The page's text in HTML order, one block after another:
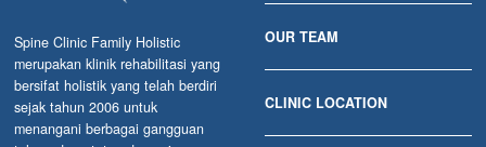
Spine Clinic Family Holistic
merupakan klinik rehabilitasi yang
bersifat holistik yang telah berdiri
sejak tahun 2006 untuk
menangani berbagai gangguan
OUR TEAM
CLINIC LOCATION